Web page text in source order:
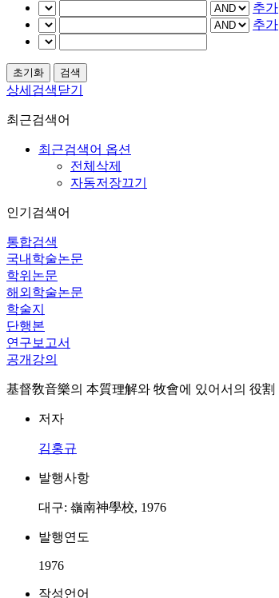
추가
추가
상세검색닫기
최근검색어
최근검색어 옵션
전체삭제
자동저장끄기
인기검색어
통합검색
국내학술논문
학위논문
해외학술논문
학술지
단행본
연구보고서
공개강의
基督敎音樂의 本質理解와 牧會에 있어서의 役割
저자
김홍규
발행사항
대구: 嶺南神學校, 1976
발행연도
1976
작성언어